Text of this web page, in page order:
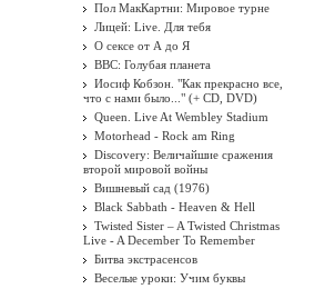
Пол МакКартни: Мировое турне
Лицей: Live. Для тебя
О сексе от А до Я
BBC: Голубая планета
Иосиф Кобзон. "Как прекрасно все,
что с нами было..." (+ CD, DVD)
Queen. Live At Wembley Stadium
Motorhead - Rock am Ring
Discovery: Величайшие сражения
второй мировой войны
Вишневый сад (1976)
Black Sabbath - Heaven & Hell
Twisted Sister ‎– A Twisted Christmas
Live - A December To Remember
Битва экстрасенсов
Веселые уроки: Учим буквы